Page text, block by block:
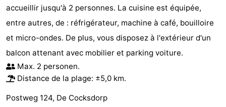
mini-
golf
guidées
Sports
-
Piscines
-
Faire
du
-
Randonnée
-
accueillir jusqu'à 2 personnes. La cuisine est équipée,
entre autres, de : réfrigérateur, machine à café, bouilloire
et micro-ondes. De plus, vous disposez à l'extérieur d'un
balcon attenant avec mobilier et parking voiture.
Max. 2 personen.
Distance de la plage: ±5,0 km.
Postweg 124, De Cocksdorp